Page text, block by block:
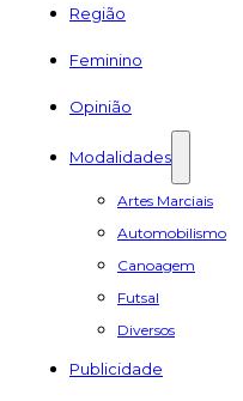
Região
Feminino
Opinião
Modalidades
Artes Marciais
Automobilismo
Canoagem
Futsal
Diversos
Publicidade